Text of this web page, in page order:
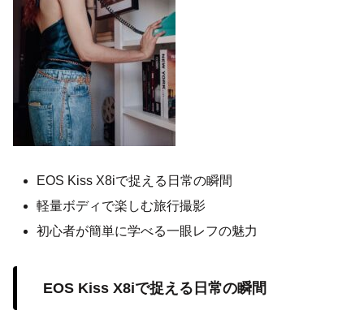
EOS Kiss X8iで捉える日常の瞬間
軽量ボディで楽しむ旅行撮影
初心者が簡単に学べる一眼レフの魅力
EOS Kiss X8iで捉える日常の瞬間